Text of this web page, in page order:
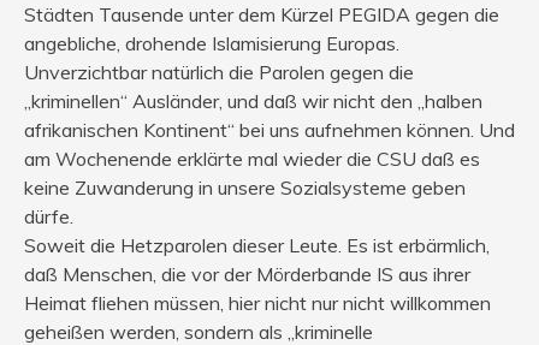
Städten Tausende unter dem Kürzel PEGIDA gegen die
angebliche, drohende Islamisierung Europas.
Unverzichtbar natürlich die Parolen gegen die
„kriminellen“ Ausländer, und daß wir nicht den „halben
afrikanischen Kontinent“ bei uns aufnehmen können. Und
am Wochenende erklärte mal wieder die CSU daß es
keine Zuwanderung in unsere Sozialsysteme geben
dürfe.
Soweit die Hetzparolen dieser Leute. Es ist erbärmlich,
daß Menschen, die vor der Mörderbande IS aus ihrer
Heimat fliehen müssen, hier nicht nur nicht willkommen
geheißen werden, sondern als „kriminelle